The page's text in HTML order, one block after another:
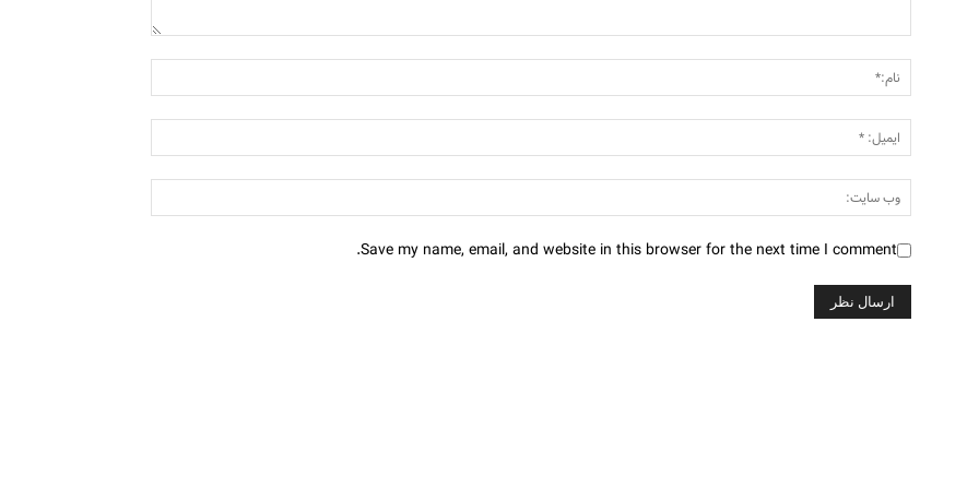
Save my name, email, and website in this browser for the next time I comment.